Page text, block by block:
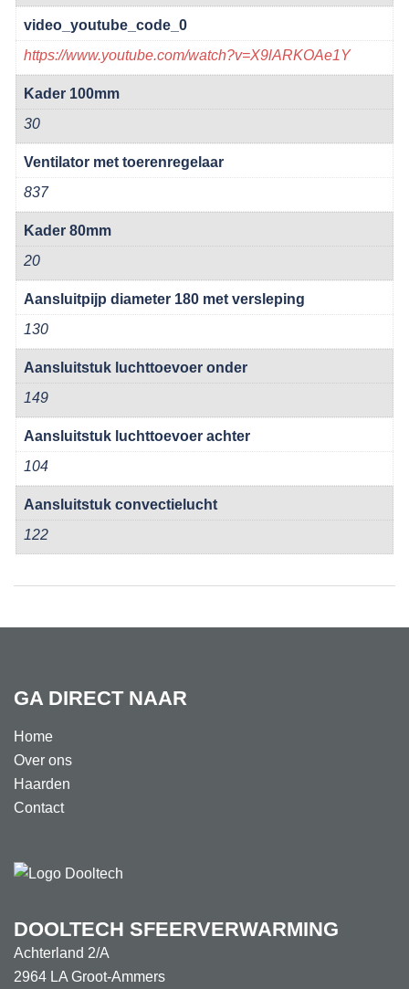
video_youtube_code_0
https://www.youtube.com/watch?v=X9lARKOAe1Y
Kader 100mm
30
Ventilator met toerenregelaar
837
Kader 80mm
20
Aansluitpijp diameter 180 met versleping
130
Aansluitstuk luchttoevoer onder
149
Aansluitstuk luchttoevoer achter
104
Aansluitstuk convectielucht
122
GA DIRECT NAAR
Home
Over ons
Haarden
Contact
DOOLTECH SFEERVERWARMING
Achterland 2/A
2964 LA Groot-Ammers